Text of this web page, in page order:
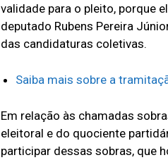
validade para o pleito, porque
deputado Rubens Pereira
das candidaturas coletivas.
Saiba mais sobre a
Em relação às chamadas
eleitoral e do quociente
participar dessas sobras, que